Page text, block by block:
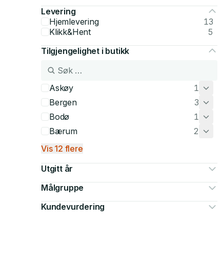
Levering
Hjemlevering
13
Klikk&Hent
5
Tilgjengelighet i butikk
Askøy
1
Bergen
3
Bodø
1
Bærum
2
Vis 12 flere
Utgitt år
Målgruppe
Kundevurdering